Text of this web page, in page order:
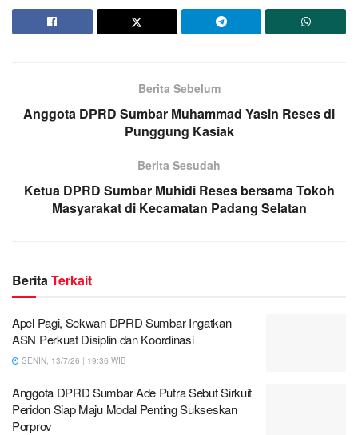
Berita Sebelum
Anggota DPRD Sumbar Muhammad Yasin Reses di
Punggung Kasiak
Berita Sesudah
Ketua DPRD Sumbar Muhidi Reses bersama Tokoh
Masyarakat di Kecamatan Padang Selatan
BeritaTerkait
Apel Pagi, Sekwan DPRD Sumbar Ingatkan
ASN Perkuat Disiplin dan Koordinasi
SENIN, 13/7/26 | 19:36 WIB
Anggota DPRD Sumbar Ade Putra Sebut Sirkuit
Peridon Siap Maju Modal Penting Sukseskan
Porprov